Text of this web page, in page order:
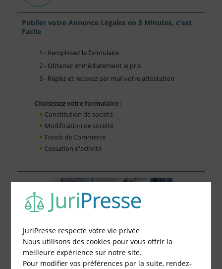
Publier votre Annonce Légales en 5 Minutes, c'est
Facile
1 - Remplissez le formulaire
2 - Obtenez immédiatement le prix
3 - Réglez et recevez par mail votre attestation
Choisissez votre formulaire :
Constitution de société
Modification de société
Fonds de Commerce
Cessation d'activité
JuriPresse respecte votre vie privée
Nous utilisons des cookies pour vous offrir la
meilleure expérience sur notre site.
Pour modifier vos préférences par la suite, rendez-